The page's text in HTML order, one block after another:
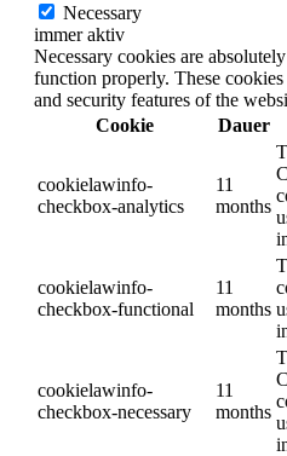
Necessary
immer aktiv
Necessary cookies are
function properly. These
and security features of the
Cookie
Dauer
cookielawinfo-
checkbox-analytics
11
months
cookielawinfo-
checkbox-functional
11
months
cookielawinfo-
checkbox-necessary
11
months